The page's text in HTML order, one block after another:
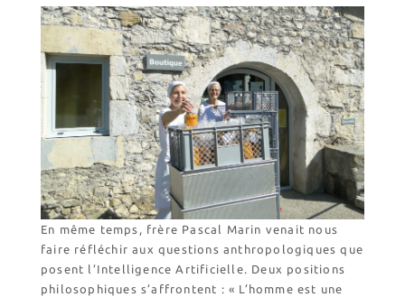
Informations pratiques
Horaires
Accueil de groupes
Demande de séjour
Séjours étudiant(e)s
Bénévolat
Covoiturage
La boutique – Librairie
Biscuiterie St Dominique
Catalogue et tarifs
Revendeurs en ISÈRE
En même temps, frère Pascal Marin venait nous
faire réfléchir aux questions anthropologiques que
posent l’Intelligence Artificielle. Deux positions
philosophiques s’affrontent : « L’homme est une